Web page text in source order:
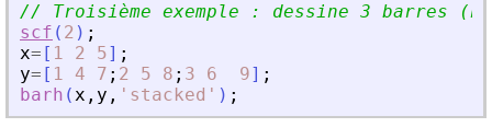
// Troisième exemple : dessine 3 barres
scf ( 2 ) ;
x= [ 1 2 5] ;
y= [ 1 4 7 ; 2 5 8 ; 3 6 9] ;
barh (x , y , ' stacked ' ) ;